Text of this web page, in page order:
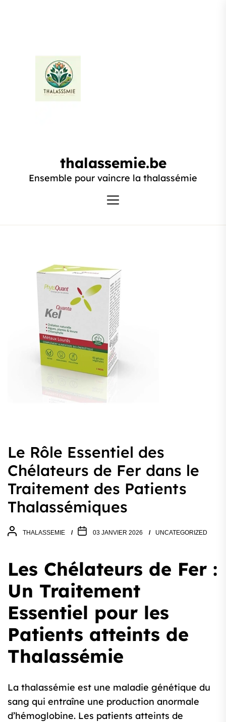
thalassemie.be
thalassemie.be
Ensemble pour vaincre la thalassémie
Le Rôle Essentiel des
Chélateurs de Fer dans le
Traitement des Patients
Thalassémiques
THALASSEMIE 03 JANVIER 2026 UNCATEGORIZED
Les Chélateurs de Fer :
Un Traitement
Essentiel pour les
Patients atteints de
Thalassémie
La thalassémie est une maladie génétique du
sang qui entraîne une production anormale
d’hémoglobine. Les patients atteints de